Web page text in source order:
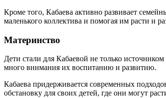
Кроме того, Кабаева активно развивает
маленького коллектива и помогая им расти и
Материнство
Дети стали для Кабаевой не только
много внимания их воспитанию и развитию.
Кабаева придерживается современных
обстановку для своих детей, где они могут